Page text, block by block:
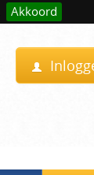
Akkoord